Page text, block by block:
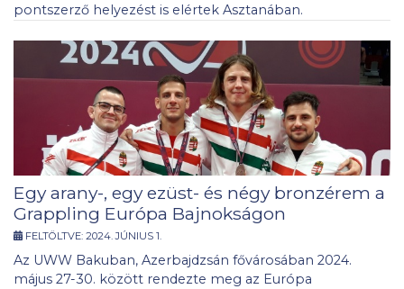
pontszerző helyezést is elértek Asztanában.
Egy arany-, egy ezüst- és négy bronzérem a
Grappling Európa Bajnokságon
FELTÖLTVE: 2024. JÚNIUS 1.
Az UWW Bakuban, Azerbajdzsán fővárosában 2024.
május 27-30. között rendezte meg az Európa